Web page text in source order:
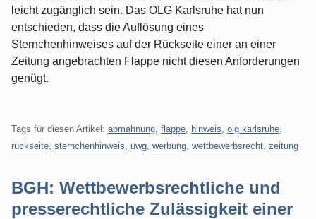
leicht zugänglich sein. Das OLG Karlsruhe hat nun
entschieden, dass die Auflösung eines
Sternchenhinweises auf der Rückseite einer an einer
Zeitung angebrachten Flappe nicht diesen Anforderungen
genügt.
Tags für diesen Artikel: abmahnung flappe hinweis olg karlsruhe
rückseite sternchenhinweis uwg werbung wettbewerbsrecht zeitung
BGH: Wettbewerbsrechtliche und
presserechtliche Zulässigkeit einer